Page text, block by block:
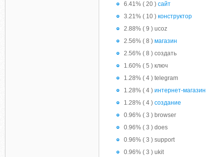
6.41% ( 20 ) сайт
3.21% ( 10 ) конструктор
2.88% ( 9 ) ucoz
2.56% ( 8 ) магазин
2.56% ( 8 ) создать
1.60% ( 5 ) ключ
1.28% ( 4 ) telegram
1.28% ( 4 ) интернет-магазин
1.28% ( 4 ) создание
0.96% ( 3 ) browser
0.96% ( 3 ) does
0.96% ( 3 ) support
0.96% ( 3 ) ukit